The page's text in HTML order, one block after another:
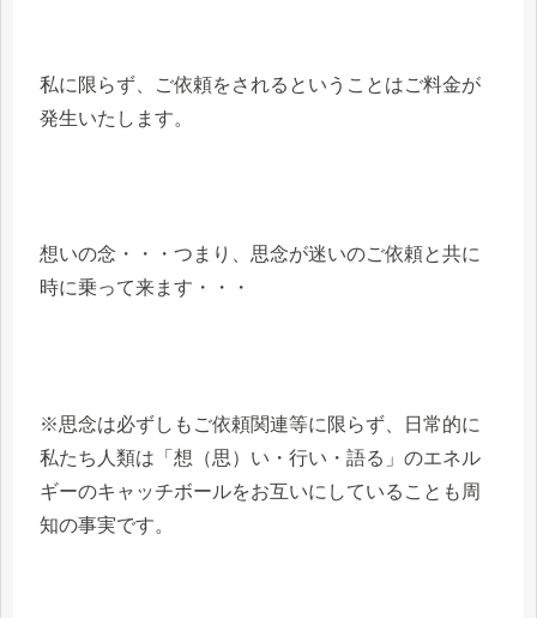
私に限らず、ご依頼をされるということはご料金が
発生いたします。
想いの念・・・つまり、思念が迷いのご依頼と共に
時に乗って来ます・・・
※思念は必ずしもご依頼関連等に限らず、日常的に
私たち人類は「想（思）い・行い・語る」のエネル
ギーのキャッチボールをお互いにしていることも周
知の事実です。